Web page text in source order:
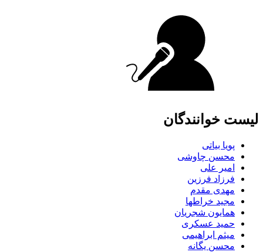
لیست خوانندگان
پویا بیاتی
محسن چاوشی
امیر علی
فرزاد فرزین
مهدی مقدم
مجید خراطها
همایون شجریان
حمید عسکری
میثم ابراهیمی
محسن یگانه